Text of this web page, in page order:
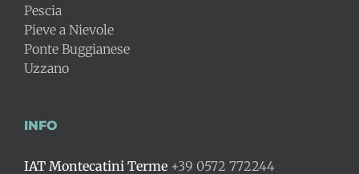
Pescia
Pieve a Nievole
Ponte Buggianese
Uzzano
INFO
IAT Montecatini Terme +39 0572 772244